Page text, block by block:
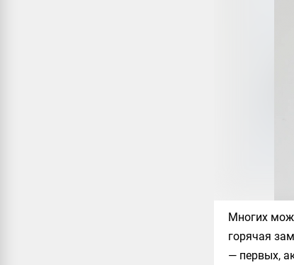
Многих
горячая
— первых,